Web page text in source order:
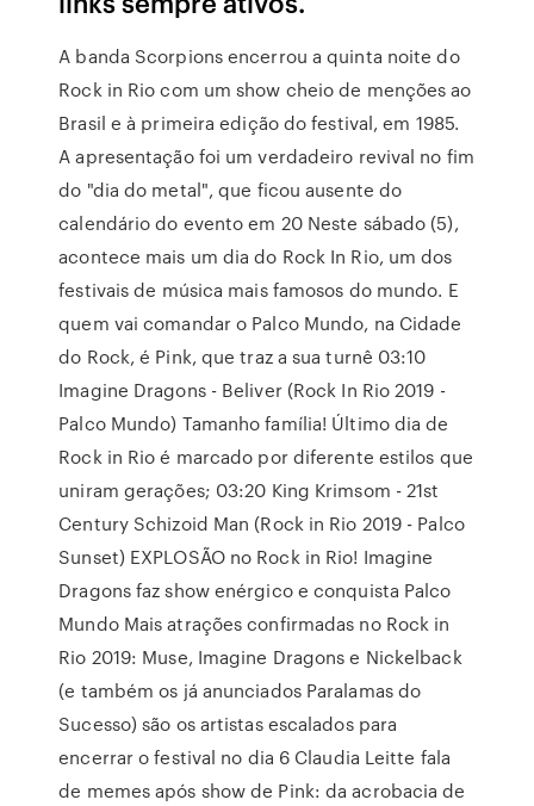
A banda Scorpions encerrou a quinta noite do
Rock in Rio com um show cheio de menções ao
Brasil e à primeira edição do festival, em 1985.
A apresentação foi um verdadeiro revival no fim
do "dia do metal", que ficou ausente do
calendário do evento em 20 Neste sábado (5),
acontece mais um dia do Rock In Rio, um dos
festivais de música mais famosos do mundo. E
quem vai comandar o Palco Mundo, na Cidade
do Rock, é Pink, que traz a sua turnê 03:10
Imagine Dragons - Beliver (Rock In Rio 2019 -
Palco Mundo) Tamanho família! Último dia de
Rock in Rio é marcado por diferente estilos que
uniram gerações; 03:20 King Krimsom - 21st
Century Schizoid Man (Rock in Rio 2019 - Palco
Sunset) EXPLOSÃO no Rock in Rio! Imagine
Dragons faz show enérgico e conquista Palco
Mundo Mais atrações confirmadas no Rock in
Rio 2019: Muse, Imagine Dragons e Nickelback
(e também os já anunciados Paralamas do
Sucesso) são os artistas escalados para
encerrar o festival no dia 6 Claudia Leitte fala
de memes após show de Pink: da acrobacia de